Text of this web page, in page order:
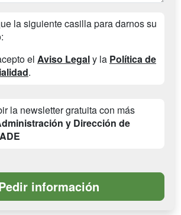
la siguiente casilla para darnos su
el Aviso Legaly la Política de
.
la newsletter gratuita con más
y Dirección de